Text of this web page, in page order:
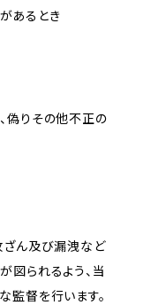
あるとき
偽りその他不正の
ざん及び漏洩など
図られるよう、当
監督を行います。